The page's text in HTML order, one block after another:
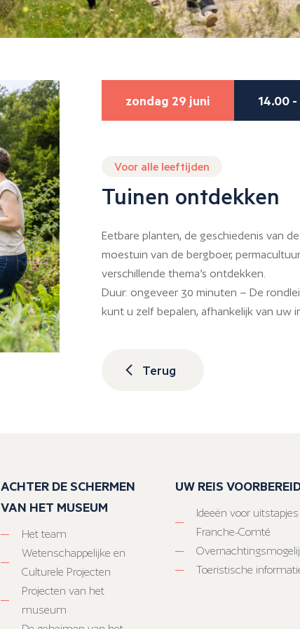
zondag 29 juni 14.00
Voor alle leeftijden
Tuinen ontdekken
Eetbare planten, de geschiedenis van
moestuin van de bergboer,
verschillende thema’s ontdekken.
Duur: ongeveer 30 minuten – De
kunt u zelf bepalen, afhankelijk van uw
Terug
ACHTER DE SCHERMEN
VAN HET MUSEUM
Het team
Wetenschappelijke en
Culturele Projecten
Projecten van het
museum
UW REIS
Ideeën voor
Franche-Comté
Toeristische